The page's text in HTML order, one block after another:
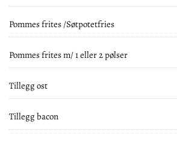
Pommes frites /Søtpotetfries
Pommes frites m/ 1 eller 2 pølser
Tillegg ost
Tillegg bacon